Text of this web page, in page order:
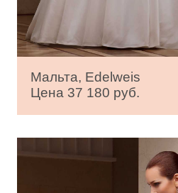
Мальта, Edelweis
Цена 37 180 руб.